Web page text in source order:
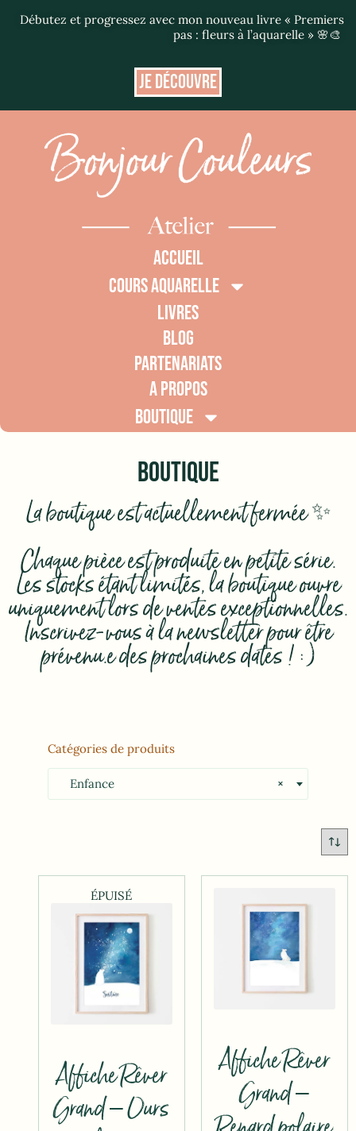
Débutez et progressez avec mon nouveau livre « Premiers
pas : fleurs à l’aquarelle » 🌸🎨
JE DÉCOUVRE
ACCUEIL
COURS AQUARELLE
LIVRES
BLOG
PARTENARIATS
A PROPOS
BOUTIQUE
BOUTIQUE
La boutique est actuellement fermée ✨
Chaque pièce est produite en petite série.
Les stocks étant limités, la boutique ouvre
uniquement lors de ventes exceptionnelles.
Inscrivez-vous à la newsletter pour être
prévenu.e des prochaines dates ! :)
Catégories de produits
×
Enfance
ÉPUISÉ
Affiche Rêver
Grand – Ours
Affiche Rêver
Grand –